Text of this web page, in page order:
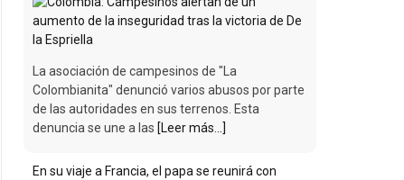
La asociación de campesinos de "La
Colombianita" denunció varios abusos por parte
de las autoridades en sus terrenos. Esta
denuncia se une a las [Leer más...]
En su viaje a Francia, el papa se reunirá con